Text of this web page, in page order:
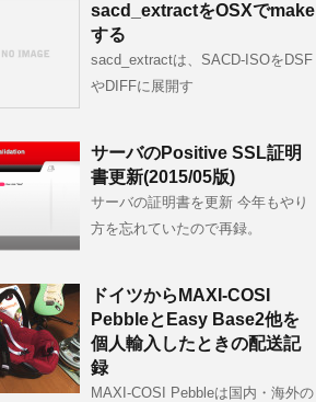
sacd_extractをOSXでmake
する
sacd_extractは、SACD-ISOをDSF
やDIFFに展開す
サーバのPositive SSL証明
書更新(2015/05版)
サーバの証明書を更新 今年もやり
方を忘れていたので再録。
ドイツからMAXI-COSI
PebbleとEasy Base2他を
個人輸入したときの配送記
録
MAXI-COSI Pebbleは国内・海外の